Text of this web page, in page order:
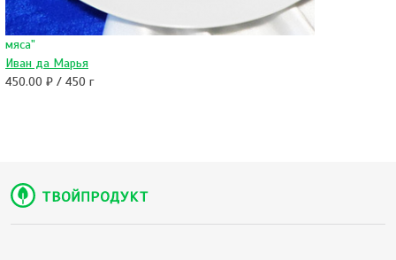
мяса"
Иван да Марья
450.00 ₽ / 450 г